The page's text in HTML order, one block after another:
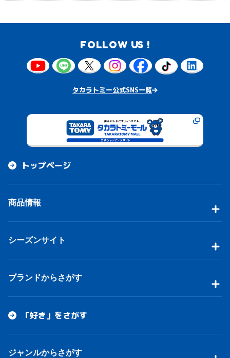
FOLLOW US !
タカラトミー公式SNS一覧
トップページ
商品情報
シーズンサイト
ブランドからさがす
「好き」をさがす
ジャンルからさがす